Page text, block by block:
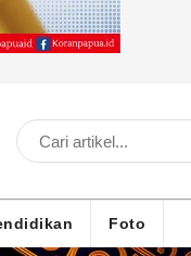
Foto